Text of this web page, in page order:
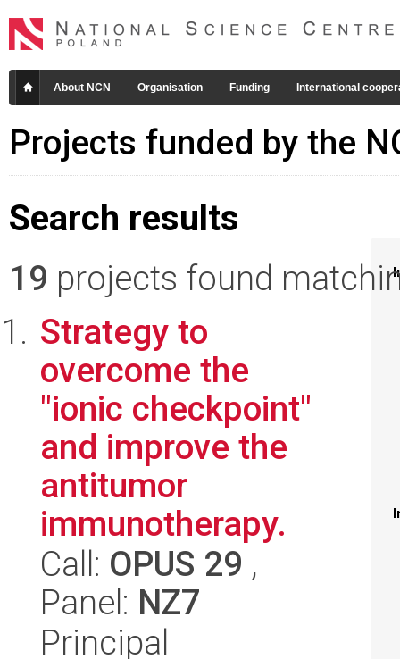
About NCN Organisation Funding International
Projects funded by the
Search results
19 projects found
Strategy to
overcome the
"ionic checkpoint"
and improve the
antitumor
immunotherapy.
Call: OPUS 29 ,
Panel: NZ7
Principal